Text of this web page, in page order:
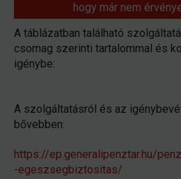
hogy már nem
A táblázatban található
csomag szerinti tartalommal és
igénybe:
A szolgáltatásról és az
bővebben:
https://ep.generalipenztar.hu/
-egeszsegbiztositas/